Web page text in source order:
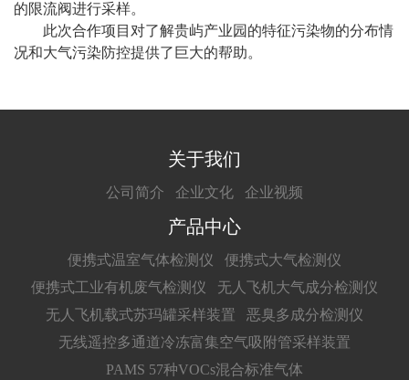
的限流阀进行采样。
此次合作项目对了解贵屿产业园的特征污染物的分布情
况和大气污染防控提供了巨大的帮助。
关于我们
公司简介 企业文化 企业视频
产品中心
便携式温室气体检测仪
便携式大气检测仪
便携式工业有机废气检测仪
无人飞机大气成分检测仪
无人飞机载式苏玛罐采样装置
恶臭多成分检测仪
无线遥控多通道冷冻富集空气吸附管采样装置
PAMS 57种VOCs混合标准气体